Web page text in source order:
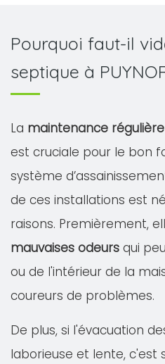
Pourquoi faut-il
septique à
La maintenance
est cruciale pour le bon
système
de ces installations est
raisons. Premièrement,
mauvaises odeurs qui
ou de l'intérieur de la
coureurs de problèmes.
De plus, si l'évacuation
laborieuse et lente, c'est